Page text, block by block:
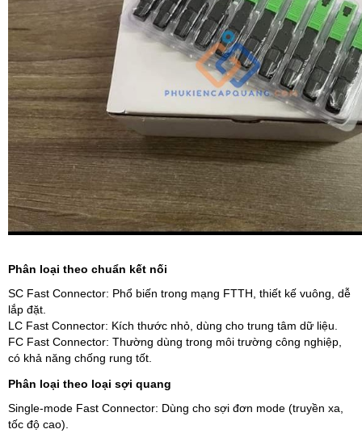
Phân loại theo chuẩn kết nối
SC Fast Connector: Phổ biến trong mạng FTTH, thiết kế vuông, dễ
lắp đặt.
LC Fast Connector: Kích thước nhỏ, dùng cho trung tâm dữ liệu.
FC Fast Connector: Thường dùng trong môi trường công nghiệp,
có khả năng chống rung tốt.
Phân loại theo loại sợi quang
Single-mode Fast Connector: Dùng cho sợi đơn mode (truyền xa,
tốc độ cao).